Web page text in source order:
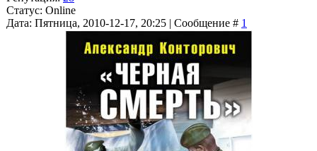
Статус: Online
Дата: Пятница, 2010-12-17, 20:25 | Сообщение # 1